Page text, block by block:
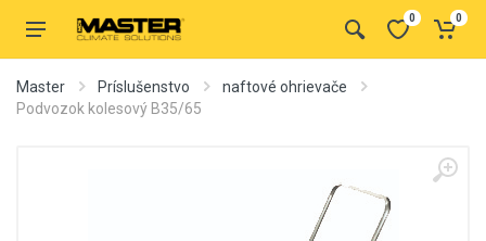
0 0
Master Príslušenstvo
naftové ohrievače
Podvozok kolesový B35/65